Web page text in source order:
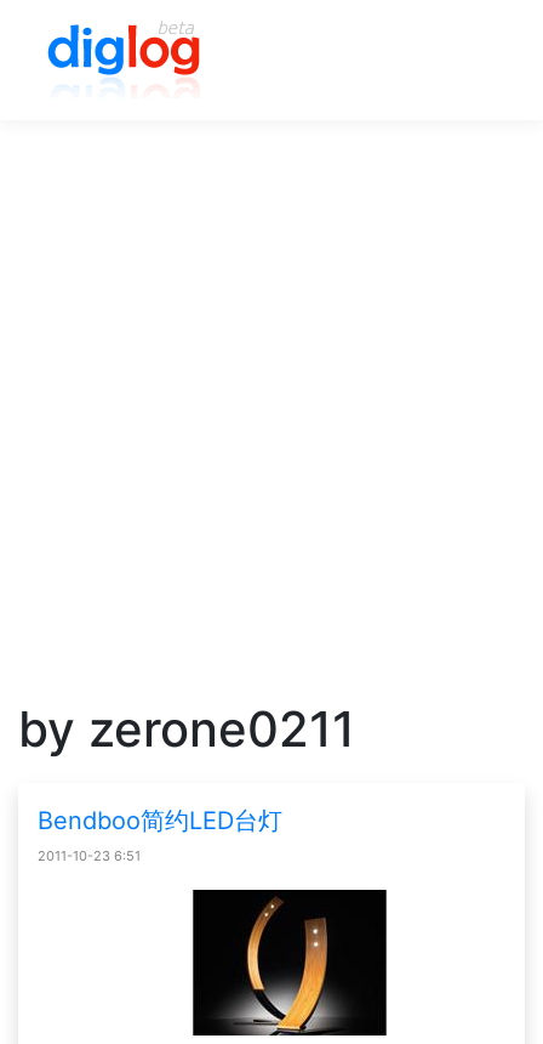
by zerone0211
Bendboo简约LED台灯
2011-10-23 6:51